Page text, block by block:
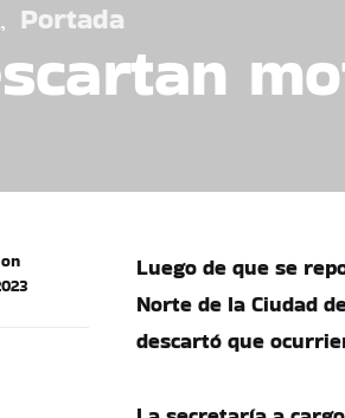
Portada
Luego de que se
Norte de la Ciudad
descartó que